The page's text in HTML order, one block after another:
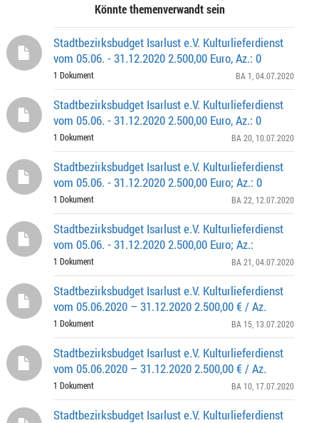
Könnte themenverwandt sein
Stadtbezirksbudget Isarlust e.V. Kulturlieferdienst
vom 05.06. - 31.12.2020 2.500,00 Euro, Az.: 0
1 Dokument BA 1 , 04.07.2020
Stadtbezirksbudget Isarlust e.V. Kulturlieferdienst
vom 05.06. - 31.12.2020 2.500,00 Euro, Az.: 0
1 Dokument BA 20 , 10.07.2020
Stadtbezirksbudget Isarlust e.V. Kulturlieferdienst
vom 05.06. - 31.12.2020 2.500,00 Euro; Az.: 0
1 Dokument BA 22 , 12.07.2020
Stadtbezirksbudget Isarlust e.V. Kulturlieferdienst
vom 05.06. - 31.12.2020 2.500,00 Euro; Az.:
1 Dokument BA 21 , 04.07.2020
Stadtbezirksbudget Isarlust e.V. Kulturlieferdienst
vom 05.06.2020 – 31.12.2020 2.500,00 € / Az.
1 Dokument BA 15 , 13.07.2020
Stadtbezirksbudget Isarlust e.V. Kulturlieferdienst
vom 05.06.2020 – 31.12.2020 2.500,00 € / Az.
1 Dokument BA 10 , 17.07.2020
Stadtbezirksbudget Isarlust e.V. Kulturlieferdienst